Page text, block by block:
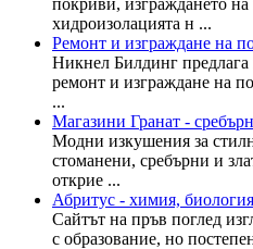
хидроизолацията н ...
Ремонт и изграждане на
Никнел Билдинг
ремонт и изграждане на
...
Магазини Гранат -
Модни изкушения за
стоманени, сребърни и
открие ...
Абритус - химия,
Сайтът на пръв поглед
с образование, но